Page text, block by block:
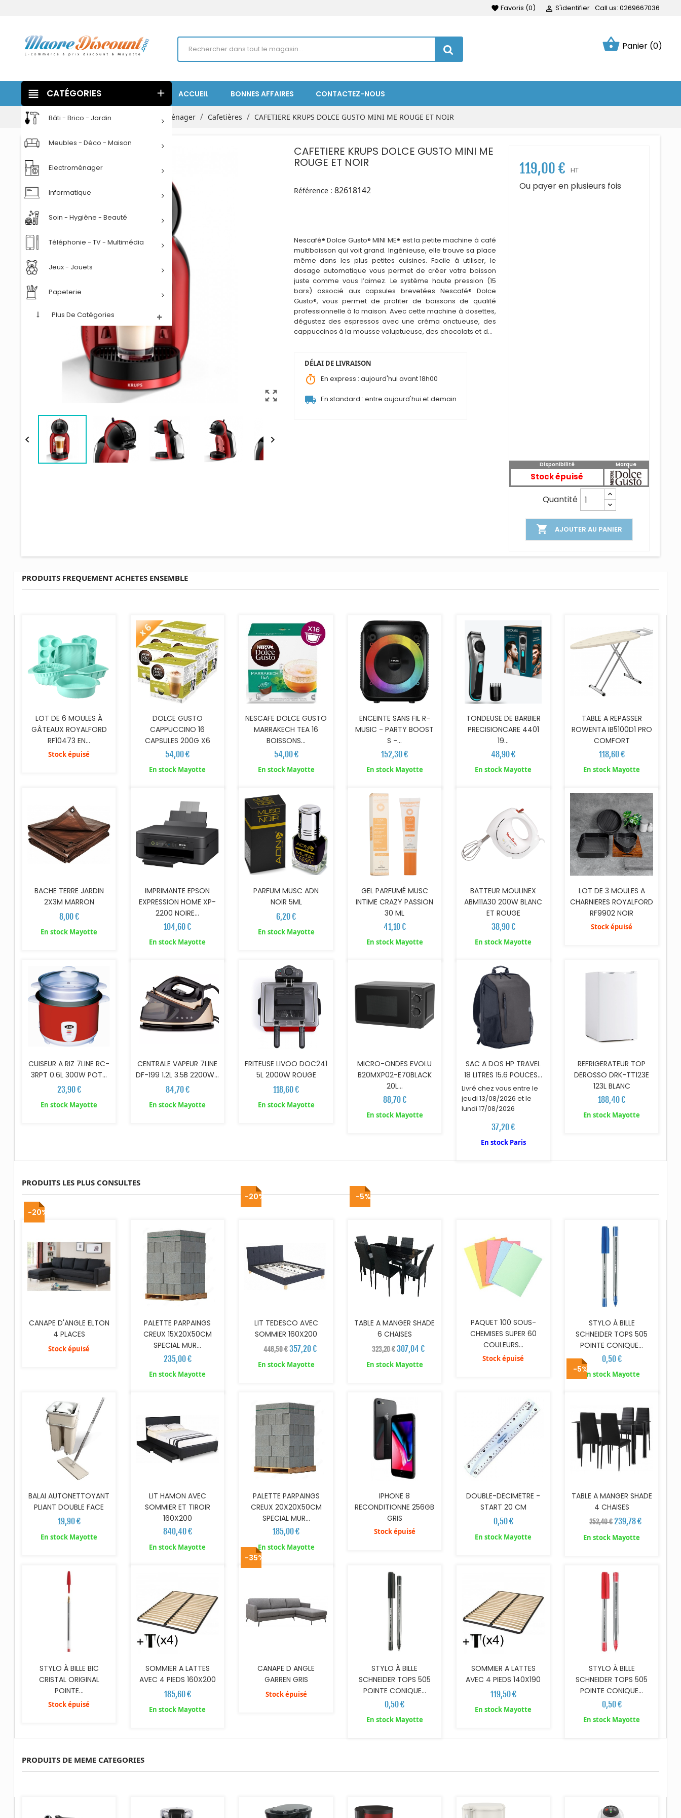
favorite Favoris (0)  S'identifier Call us: 0269667036
shopping_basket Panier (0)
ACCUEIL BONNES AFFAIRES CONTACTEZ-NOUS
view_headline CATÉGORIES add
Bâti - Brico - Jardin
Meubles - Déco - Maison
Electroménager
Informatique
Soin - Hygiène - Beauté
Téléphonie - TV - Multimédia
Jeux - Jouets
Papeterie
Plus De Catégories
Accueil Electroménager Petit électroménager Cafetières CAFETIERE KRUPS DOLCE GUSTO MINI ME ROUGE ET NOIR
zoom_out_map
 
CAFETIERE KRUPS DOLCE GUSTO MINI ME
ROUGE ET NOIR
Référence : 82618142
Nescafé® Dolce Gusto® MINI ME® est la petite machine à café
multiboisson qui voit grand. Ingénieuse, elle trouve sa place
même dans les plus petites cuisines. Facile à utiliser, le
dosage automatique vous permet de créer votre boisson
juste comme vous l’aimez. Le système haute pression (15
bars) associé aux capsules brevetées Nescafé® Dolce
Gusto®, vous permet de profiter de boissons de qualité
professionnelle à la maison. Avec cette machine à dosettes,
dégustez des espressos avec une créma onctueuse, des
cappuccinos à la mousse voluptueuse, des chocolats et des
DÉLAI DE LIVRAISON
timer En express : aujourd'hui avant 18h00
local_shipping En standard : entre aujourd'hui et demain
119,00 € HT
Ou payer en plusieurs fois
Disponibilité
Stock épuisé
Marque
Quantité
 AJOUTER AU PANIER
PRODUITS FREQUEMENT ACHETES ENSEMBLE
LOT DE 6 MOULES À
GÂTEAUX ROYALFORD
RF10473 EN...
Stock épuisé
DOLCE GUSTO
CAPPUCCINO 16
CAPSULES 200G X6
54,00 €
En stock Mayotte
NESCAFE DOLCE GUSTO
MARRAKECH TEA 16
BOISSONS...
54,00 €
En stock Mayotte
ENCEINTE SANS FIL R-
MUSIC - PARTY BOOST
S -...
152,30 €
En stock Mayotte
TONDEUSE DE BARBIER
PRECISIONCARE 4401
19...
48,90 €
En stock Mayotte
TABLE A REPASSER
ROWENTA IB5100D1 PRO
COMFORT
118,60 €
En stock Mayotte
BACHE TERRE JARDIN
2X3M MARRON
8,00 €
En stock Mayotte
AJOUTER AU PANIER
IMPRIMANTE EPSON
EXPRESSION HOME XP-
2200 NOIRE...
104,60 €
En stock Mayotte
AJOUTER AU PANIER
PARFUM MUSC ADN
NOIR 5ML
6,20 €
En stock Mayotte
AJOUTER AU PANIER
GEL PARFUMÉ MUSC
INTIME CRAZY PASSION
30 ML
41,10 €
En stock Mayotte
AJOUTER AU PANIER
BATTEUR MOULINEX
ABM11A30 200W BLANC
ET ROUGE
38,90 €
En stock Mayotte
LOT DE 3 MOULES A
CHARNIERES ROYALFORD
RF9902 NOIR
Stock épuisé
AJOUTER AU PANIER
CUISEUR A RIZ 7LINE RC-
3RPT 0.6L 300W POT...
23,90 €
En stock Mayotte
AJOUTER AU PANIER
CENTRALE VAPEUR 7LINE
DF-199 1.2L 3.5B 2200W...
84,70 €
En stock Mayotte
AJOUTER AU PANIER
FRITEUSE LIVOO DOC241
5L 2000W ROUGE
118,60 €
En stock Mayotte
AJOUTER AU PANIER
MICRO-ONDES EVOLU
B20MXP02-E70BLACK
20L...
88,70 €
En stock Mayotte
AJOUTER AU PANIER
SAC A DOS HP TRAVEL
18 LITRES 15.6 POUCES...
Livré chez vous entre le
jeudi 13/08/2026 et le
lundi 17/08/2026
37,20 €
En stock Paris
REFRIGERATEUR TOP
DEROSSO DRK-TT123E
123L BLANC
188,40 €
En stock Mayotte
PRODUITS LES PLUS CONSULTES
-20%
CANAPE D'ANGLE ELTON
4 PLACES
Stock épuisé
PALETTE PARPAINGS
CREUX 15X20X50CM
SPECIAL MUR...
235,00 €
En stock Mayotte
-20%
LIT TEDESCO AVEC
SOMMIER 160X200
446,50 € 357,20 €
En stock Mayotte
-5%
TABLE A MANGER SHADE
6 CHAISES
323,20 €307,04 €
En stock Mayotte
PAQUET 100 SOUS-
CHEMISES SUPER 60
COULEURS...
Stock épuisé
STYLO À BILLE
SCHNEIDER TOPS 505
POINTE CONIQUE...
0,50 €
En stock Mayotte
BALAI AUTONETTOYANT
PLIANT DOUBLE FACE
19,90 €
En stock Mayotte
AJOUTER AU PANIER
LIT HAMON AVEC
SOMMIER ET TIROIR
160X200
840,40 €
En stock Mayotte
AJOUTER AU PANIER
PALETTE PARPAINGS
CREUX 20X20X50CM
SPECIAL MUR...
185,00 €
En stock Mayotte
IPHONE 8
RECONDITIONNE 256GB
GRIS
Stock épuisé
DOUBLE-DECIMETRE -
START 20 CM
0,50 €
En stock Mayotte
-5% AJOUTER AU PANIER
TABLE A MANGER SHADE
4 CHAISES
252,40 €239,78 €
En stock Mayotte
STYLO À BILLE BIC
CRISTAL ORIGINAL
POINTE...
Stock épuisé
AJOUTER AU PANIER
SOMMIER A LATTES
AVEC 4 PIEDS 160X200
185,60 €
En stock Mayotte
-35%
CANAPE D ANGLE
GARREN GRIS
Stock épuisé
STYLO À BILLE
SCHNEIDER TOPS 505
POINTE CONIQUE...
0,50 €
En stock Mayotte
AJOUTER AU PANIER
SOMMIER A LATTES
AVEC 4 PIEDS 140X190
119,50 €
En stock Mayotte
AJOUTER AU PANIER
STYLO À BILLE
SCHNEIDER TOPS 505
POINTE CONIQUE...
0,50 €
En stock Mayotte
PRODUITS DE MEME CATEGORIES